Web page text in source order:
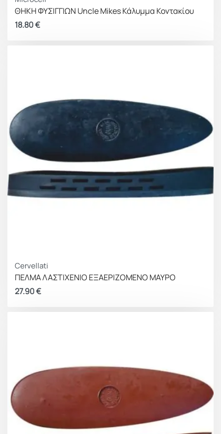
ΘΗΚΗ ΦΥΣΙΓΓΙΩΝ Uncle Mikes Κάλυμμα Κοντακίου
18.80€
Cervellati
ΠΕΛΜΑ ΛΑΣΤΙΧΕΝΙΟ ΕΞΑΕΡΙΖΟΜΕΝΟ ΜΑΥΡΟ
27.90€